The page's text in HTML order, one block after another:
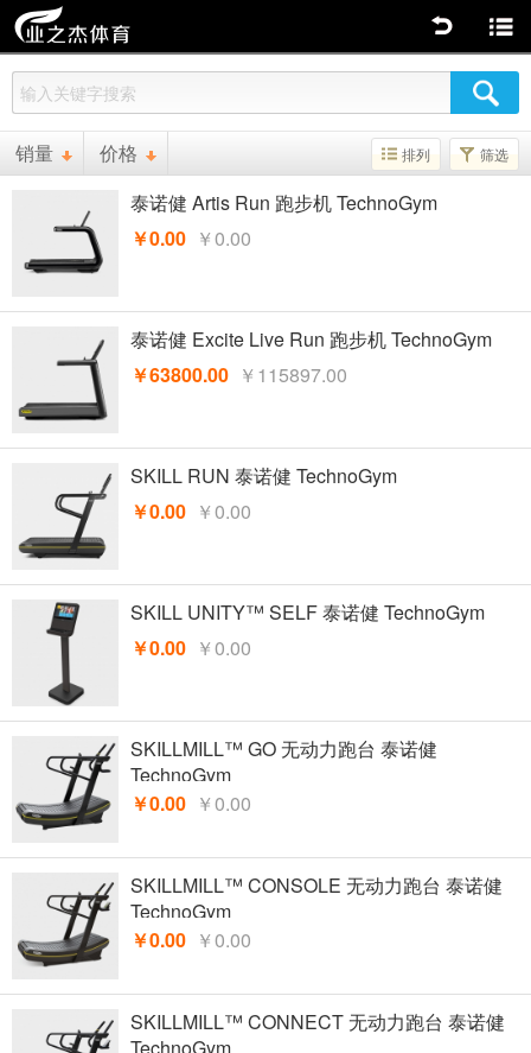
销量 价格 排列 筛选
泰诺健 Artis Run 跑步机 TechnoGym
￥0.00 ￥0.00
泰诺健 Excite Live Run 跑步机 TechnoGym
￥63800.00 ￥115897.00
SKILL RUN 泰诺健 TechnoGym
￥0.00 ￥0.00
SKILL UNITY™ SELF 泰诺健 TechnoGym
￥0.00 ￥0.00
SKILLMILL™ GO 无动力跑台 泰诺健
TechnoGym
￥0.00 ￥0.00
SKILLMILL™ CONSOLE 无动力跑台 泰诺健
TechnoGym
￥0.00 ￥0.00
SKILLMILL™ CONNECT 无动力跑台 泰诺健